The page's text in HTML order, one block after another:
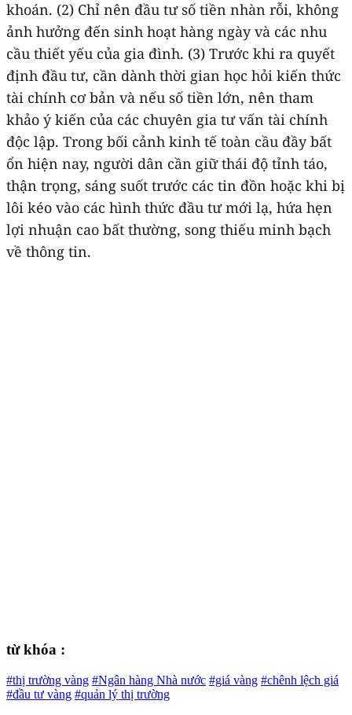
khoán. (2) Chỉ nên đầu tư số tiền nhàn rỗi, không
ảnh hưởng đến sinh hoạt hàng ngày và các nhu
cầu thiết yếu của gia đình. (3) Trước khi ra quyết
định đầu tư, cần dành thời gian học hỏi kiến thức
tài chính cơ bản và nếu số tiền lớn, nên tham
khảo ý kiến của các chuyên gia tư vấn tài chính
độc lập. Trong bối cảnh kinh tế toàn cầu đầy bất
ổn hiện nay, người dân cần giữ thái độ tỉnh táo,
thận trọng, sáng suốt trước các tin đồn hoặc khi bị
lôi kéo vào các hình thức đầu tư mới lạ, hứa hẹn
lợi nhuận cao bất thường, song thiếu minh bạch
về thông tin.
từ khóa :
#thị trường vàng #Ngân hàng Nhà nước #giá vàng #chênh lệch giá
#đầu tư vàng #quản lý thị trường